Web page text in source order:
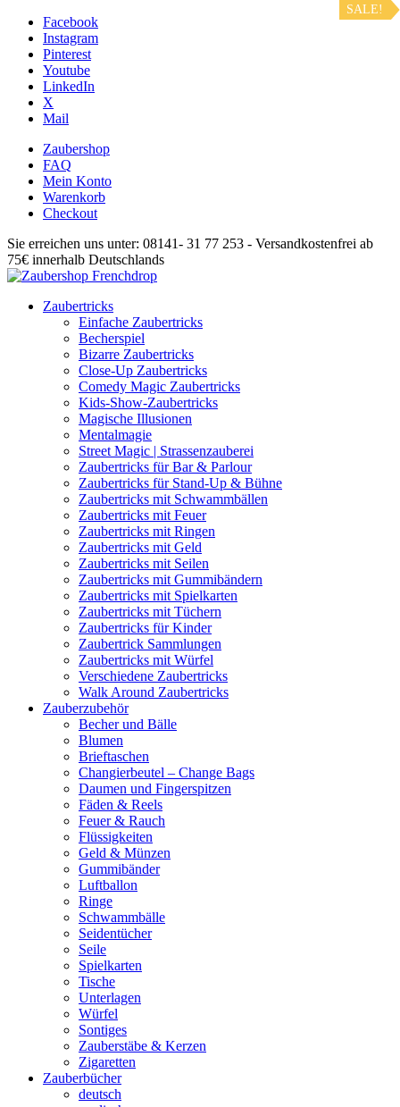
Facebook
Instagram
Pinterest
Youtube
LinkedIn
X
Mail
Zaubershop
FAQ
Mein Konto
Warenkorb
Checkout
Sie erreichen uns unter: 08141- 31 77 253 - Versandkostenfrei ab
75€ innerhalb Deutschlands
Zaubertricks
Einfache Zaubertricks
Becherspiel
Bizarre Zaubertricks
Close-Up Zaubertricks
Comedy Magic Zaubertricks
Kids-Show-Zaubertricks
Magische Illusionen
Mentalmagie
Street Magic | Strassenzauberei
Zaubertricks für Bar & Parlour
Zaubertricks für Stand-Up & Bühne
Zaubertricks mit Schwammbällen
Zaubertricks mit Feuer
Zaubertricks mit Ringen
Zaubertricks mit Geld
Zaubertricks mit Seilen
Zaubertricks mit Gummibändern
Zaubertricks mit Spielkarten
Zaubertricks mit Tüchern
Zaubertricks für Kinder
Zaubertrick Sammlungen
Zaubertricks mit Würfel
Verschiedene Zaubertricks
Walk Around Zaubertricks
Zauberzubehör
Becher und Bälle
Blumen
Brieftaschen
Changierbeutel – Change Bags
Daumen und Fingerspitzen
Fäden & Reels
Feuer & Rauch
Flüssigkeiten
Geld & Münzen
Gummibänder
Luftballon
Ringe
Schwammbälle
Seidentücher
Seile
Spielkarten
Tische
Unterlagen
Würfel
Sontiges
Zauberstäbe & Kerzen
Zigaretten
Zauberbücher
deutsch
SALE!